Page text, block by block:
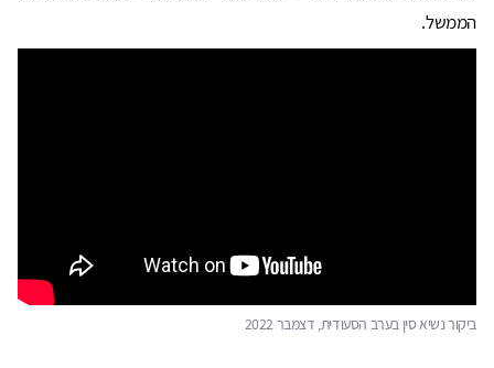
הממשל.
ביקור נשיא סין בערב הסעודית, דצמבר 2022